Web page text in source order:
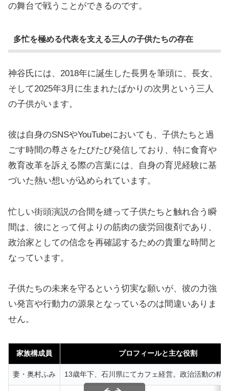
の舞台で戦うことができるのです。
多忙を極める代表を支える三人の子供たちの存在
神谷氏には、2018年に誕生した長男を筆頭に、長女、
そして2025年3月に生まれたばかりの次男という三人
の子供がいます。
彼は自身のSNSやYouTubeにおいても、子供たちと過
ごす時間の尊さをたびたび発信しており、特に食育や
教育改革を訴える際の言葉には、自身の育児経験に基
づいた熱い想いが込められています。
忙しい街頭演説の合間を縫って子供たちと触れ合う瞬
間は、彼にとって何よりの筋肉の疲労回復剤であり、
政治家としての信念を再確認するための貴重な時間と
なっています。
子供たちの未来を守るという切実な願いが、彼の力強
い発言や行動力の源泉となっているのは間違いありま
せん。
家族構成員 プロフィールと主な役割
妻・奥村ふみ 13歳年下、石川県にてカフェ経営。政治活動の精